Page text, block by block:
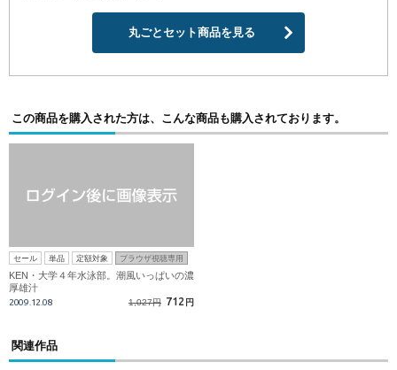
丸ごとセット商品を見る
この商品を購入された方は、こんな商品も購入されております。
セール 単品 定額対象 ブラウザ視聴専用
KEN・大学４年水泳部。潮風いっぱいの濃
厚雄汁
2009.12.08 1,027円 712 円
関連作品